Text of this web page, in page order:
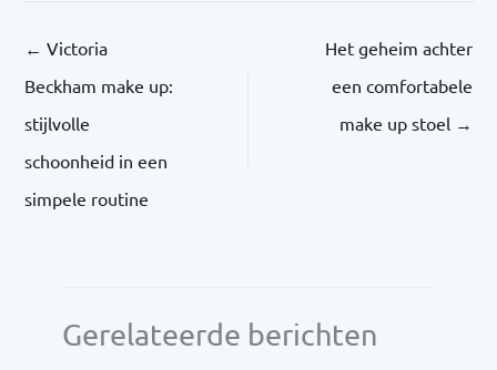
← Victoria
Beckham make up:
stijlvolle
schoonheid in een
simpele routine
Het geheim achter
een comfortabele
make up stoel →
Gerelateerde berichten